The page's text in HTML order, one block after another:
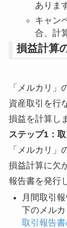
ありま
キャン
合、計
損益計算
「メルカリ
資産取引を行
損益を計算し
ステップ1：
「メルカリ」
損益計算に欠
報告書を発行
月間取引
下のメルカ
取引報告